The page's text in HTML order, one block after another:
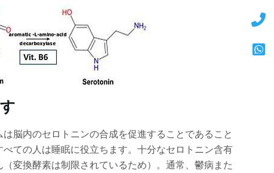
脳内のセロトニンの合成を促進することであること
ての人は睡眠に役立ちます。十分なセロトニン含有
変換酵素は制限されているため）。通常、鬱病また